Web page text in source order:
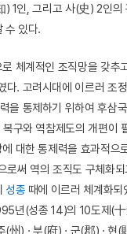
1인, 그리고 사(史) 2인의
수 있다.
체계적인 조직망을 갖추
다. 고려시대에 이르러 조
을 통제하기 위하여 후삼
구와 역참제도의 개편이
대한 통제력을 효과적으
써 역의 조직도 구체화
성종 때에 이르러 체계화
년(성종 14)의 10도제(
(州) · 부(府) · 군(郡) · 현(